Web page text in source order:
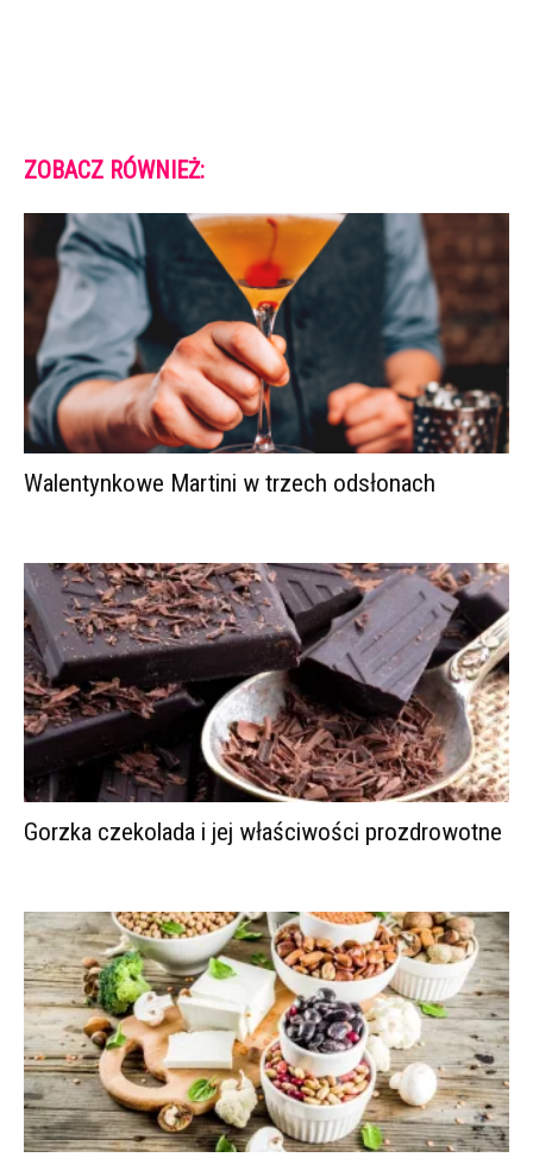
ZOBACZ RÓWNIEŻ:
Walentynkowe Martini w trzech odsłonach
Gorzka czekolada i jej właściwości prozdrowotne